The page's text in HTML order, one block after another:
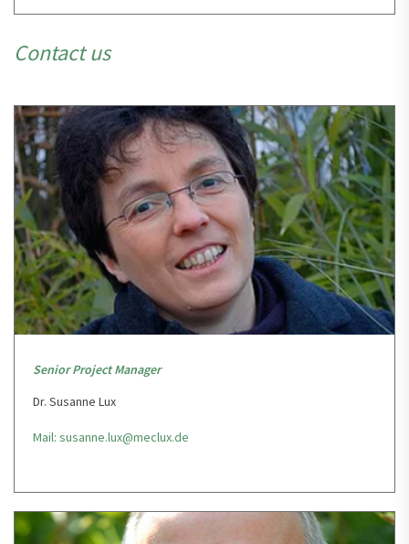
Contact us
Senior Project Manager
Dr. Susanne Lux
Mail: susanne.lux@meclux.de